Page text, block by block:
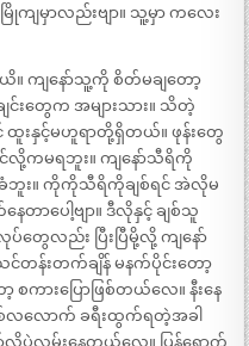
ျမှာလည်းဗျာ။ သူ့မှာ ကလေး
ကျနော်သူ့ကို စိတ်မချတော့
င်းတွေက အများသား။ သိတဲ့
ထူးနှင့်မဟူရာတို့ရှိတယ်။ ဖုန်းတွေ
လို့ကမရဘူး။ ကျနော်သီရိကို
ဘူး။ ကိုကိုသီရိကိုချစ်ရင် အဲလိုမ
ာပေါ့ဗျာ။ ဒီလိုနှင့် ချစ်သူ
ေလည်း ပြီးပြီမို့လို့ ကျနော်
င်တန်းတက်ချိန် မနက်ပိုင်းတော့
ားပြောဖြစ်တယ်လေ။ နီးနေ
လလောက် ခရီးထွက်ရတဲ့အခါ
ပဲလွမ်းနေတယ်လေ။ ပြန်ရောက်